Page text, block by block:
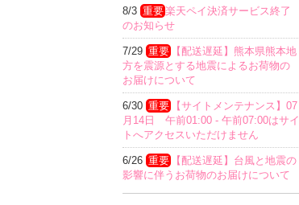
8/3 重要楽天ペイ決済サービス終了
のお知らせ
7/29 重要
【配送遅延】熊本県熊本地
方を震源とする地震によるお荷物の
お届けについて
6/30 重要
【サイトメンテナンス】07
月14日 午前01:00 - 午前07:00はサイ
トへアクセスいただけません
6/26 重要
【配送遅延】台風と地震の
影響に伴うお荷物のお届けについて